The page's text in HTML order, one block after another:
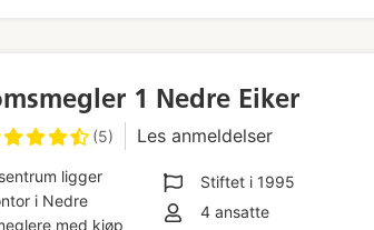
1 Nedre Eiker
(5) Les anmeldelser
ligger
i Nedre
med kjøp
Stiftet i 1995
4 ansatte